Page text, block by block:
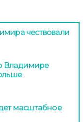
чествовали
Владимире
масштабное